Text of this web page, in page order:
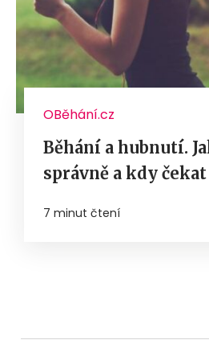
OBěhání.cz
Běhání a hubnutí.
správně a kdy
7 minut čtení